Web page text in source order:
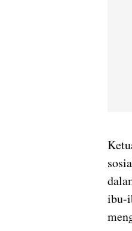
ibu-